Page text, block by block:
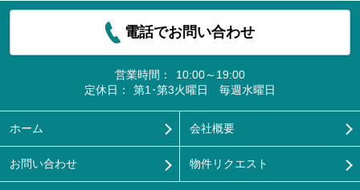
電話でお問い合わせ
営業時間：
10:00～19:00
定休日：
第1･第3火曜日 毎週水曜日
ホーム 会社概要
お問い合わせ 物件リクエスト